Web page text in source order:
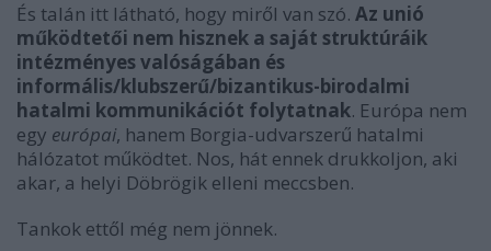
És talán itt látható, hogy miről van szó. Az unió
működtetői nem hisznek a saját struktúráik
intézményes valóságában és
informális/klubszerű/bizantikus-birodalmi
hatalmi kommunikációt folytatnak. Európa nem
egy európai, hanem Borgia-udvarszerű hatalmi
hálózatot működtet. Nos, hát ennek drukkoljon, aki
akar, a helyi Döbrögik elleni meccsben.
Tankok ettől még nem jönnek.